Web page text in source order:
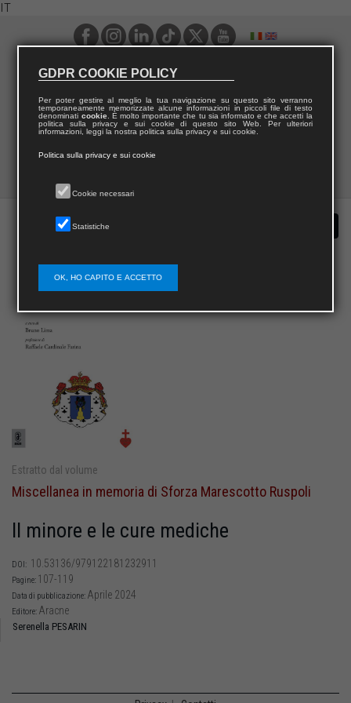
IT
Estratto dal volume
Miscellanea in memoria di Sforza Marescotto Ruspoli
Il minore e le cure mediche
DOI: 10.53136/979122181232911
Pagine: 107-119
Data di pubblicazione: Aprile 2024
Editore: Aracne
Serenella PESARIN
GDPR COOKIE POLICY
Per poter gestire al meglio la tua navigazione su questo sito verranno
temporaneamente memorizzate alcune informazioni in piccoli file di testo
denominati cookie. È molto importante che tu sia informato e che accetti la
politica sulla privacy e sui cookie di questo sito Web. Per ulteriori
informazioni, leggi la nostra politica sulla privacy e sui cookie.
Politica sulla privacy e sui cookie
Cookie necessari
Statistiche
OK, HO CAPITO E ACCETTO